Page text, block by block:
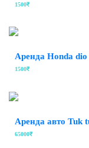
1500₹
Аренда Honda dio
1500₹
Аренда авто Tuk
65000₹